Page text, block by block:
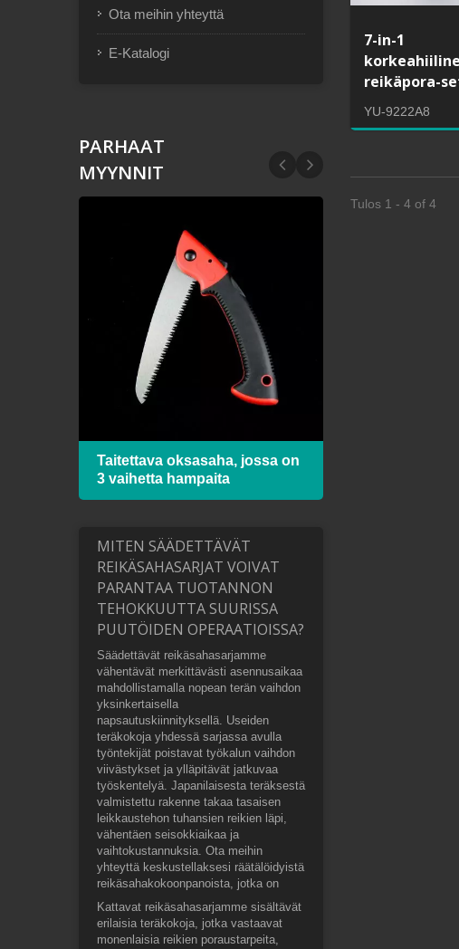
Ota meihin yhteyttä
E-Katalogi
PARHAAT
MYYNNIT
Taitettava oksasaha, jossa on
3 vaihetta hampaita
MITEN SÄÄDETTÄVÄT
REIKÄSAHASARJAT VOIVAT
PARANTAA TUOTANNON
TEHOKKUUTTA SUURISSA
PUUTÖIDEN OPERAATIOISSA?
Säädettävät reikäsahasarjamme
vähentävät merkittävästi asennusaikaa
mahdollistamalla nopean terän vaihdon
yksinkertaisella
napsautuskiinnityksellä. Useiden
teräkokoja yhdessä sarjassa avulla
työntekijät poistavat työkalun vaihdon
viivästykset ja ylläpitävät jatkuvaa
työskentelyä. Japanilaisesta teräksestä
valmistettu rakenne takaa tasaisen
leikkaustehon tuhansien reikien läpi,
vähentäen seisokkiaikaa ja
vaihtokustannuksia. Ota meihin
yhteyttä keskustellaksesi räätälöidyistä
reikäsahakokoonpanoista, jotka on
Kattavat reikäsahasarjamme sisältävät
erilaisia teräkokoja, jotka vastaavat
monenlaisia reikien poraustarpeita,
7-in-1
reikäpora-
YU-9222A8
Tulos 1 - 4 of 4